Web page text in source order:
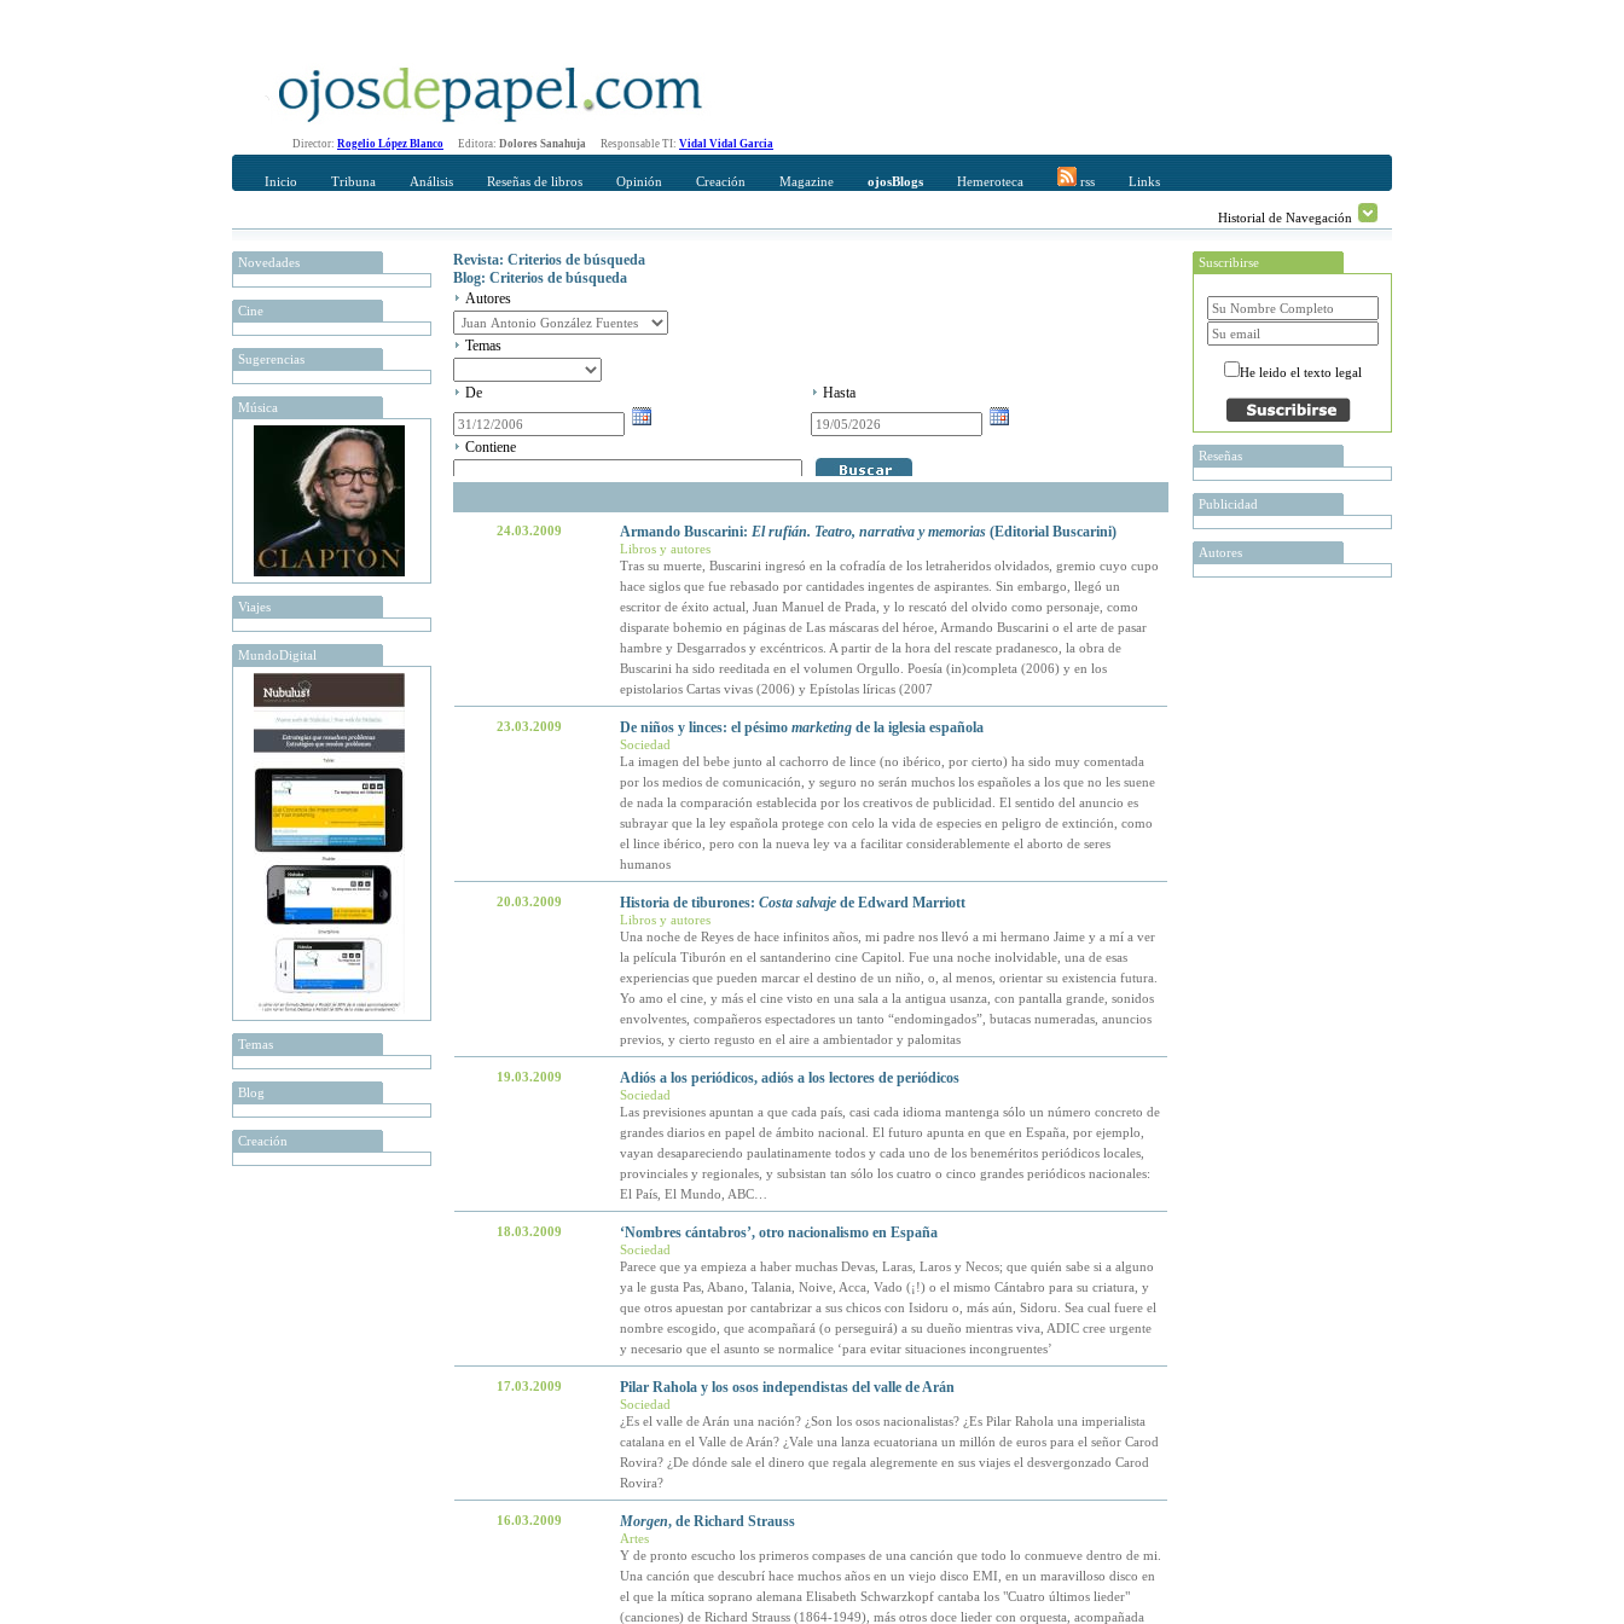
Director: Rogelio López Blanco Editora: Dolores Sanahuja Responsable TI: Vidal Vidal Garcia
Inicio Tribuna Análisis Reseñas de libros Opinión Creación Magazine ojosBlogs Hemeroteca rss Links
Historial de Navegación
Novedades
Cine
Sugerencias
Música
Viajes
MundoDigital
Temas
Blog
Creación
Revista: Criterios de búsqueda
Blog: Criterios de búsqueda
Autores
Temas
De Hasta
Contiene
24.03.2009 Armando Buscarini: El rufián. Teatro, narrativa y memorias(Editorial Buscarini)
Libros y autores
Tras su muerte, Buscarini ingresó en la cofradía de los letraheridos olvidados, gremio cuyo cupo
hace siglos que fue rebasado por cantidades ingentes de aspirantes. Sin embargo, llegó un
escritor de éxito actual, Juan Manuel de Prada, y lo rescató del olvido como personaje, como
disparate bohemio en páginas de Las máscaras del héroe, Armando Buscarini o el arte de pasar
hambre y Desgarrados y excéntricos. A partir de la hora del rescate pradanesco, la obra de
Buscarini ha sido reeditada en el volumen Orgullo. Poesía (in)completa (2006) y en los
epistolarios Cartas vivas (2006) y Epístolas líricas (2007
23.03.2009 De niños y linces: el pésimo marketingde la iglesia española
Sociedad
La imagen del bebe junto al cachorro de lince (no ibérico, por cierto) ha sido muy comentada
por los medios de comunicación, y seguro no serán muchos los españoles a los que no les suene
de nada la comparación establecida por los creativos de publicidad. El sentido del anuncio es
subrayar que la ley española protege con celo la vida de especies en peligro de extinción, como
el lince ibérico, pero con la nueva ley va a facilitar considerablemente el aborto de seres
humanos
20.03.2009 Historia de tiburones: Costa salvajede Edward Marriott
Libros y autores
Una noche de Reyes de hace infinitos años, mi padre nos llevó a mi hermano Jaime y a mí a ver
la película Tiburón en el santanderino cine Capitol. Fue una noche inolvidable, una de esas
experiencias que pueden marcar el destino de un niño, o, al menos, orientar su existencia futura.
Yo amo el cine, y más el cine visto en una sala a la antigua usanza, con pantalla grande, sonidos
envolventes, compañeros espectadores un tanto “endomingados”, butacas numeradas, anuncios
previos, y cierto regusto en el aire a ambientador y palomitas
19.03.2009 Adiós a los periódicos, adiós a los lectores de periódicos
Sociedad
Las previsiones apuntan a que cada país, casi cada idioma mantenga sólo un número concreto de
grandes diarios en papel de ámbito nacional. El futuro apunta en que en España, por ejemplo,
vayan desapareciendo paulatinamente todos y cada uno de los beneméritos periódicos locales,
provinciales y regionales, y subsistan tan sólo los cuatro o cinco grandes periódicos nacionales:
El País, El Mundo, ABC…
18.03.2009 ‘Nombres cántabros’, otro nacionalismo en España
Sociedad
Parece que ya empieza a haber muchas Devas, Laras, Laros y Necos; que quién sabe si a alguno
ya le gusta Pas, Abano, Talania, Noive, Acca, Vado (¡!) o el mismo Cántabro para su criatura, y
que otros apuestan por cantabrizar a sus chicos con Isidoru o, más aún, Sidoru. Sea cual fuere el
nombre escogido, que acompañará (o perseguirá) a su dueño mientras viva, ADIC cree urgente
y necesario que el asunto se normalice ‘para evitar situaciones incongruentes’
17.03.2009 Pilar Rahola y los osos independistas del valle de Arán
Sociedad
¿Es el valle de Arán una nación? ¿Son los osos nacionalistas? ¿Es Pilar Rahola una imperialista
catalana en el Valle de Arán? ¿Vale una lanza ecuatoriana un millón de euros para el señor Carod
Rovira? ¿De dónde sale el dinero que regala alegremente en sus viajes el desvergonzado Carod
Rovira?
16.03.2009 Morgen, de Richard Strauss
Artes
Y de pronto escucho los primeros compases de una canción que todo lo conmueve dentro de mi.
Una canción que descubrí hace muchos años en un viejo disco EMI, en un maravilloso disco en
el que la mítica soprano alemana Elisabeth Schwarzkopf cantaba los "Cuatro últimos lieder"
(canciones) de Richard Strauss (1864-1949), más otros doce lieder con orquesta, acompañada
Suscribirse
He leido el texto legal
Reseñas
Publicidad
Autores